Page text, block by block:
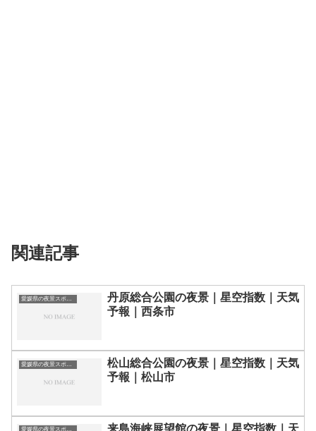
関連記事
愛媛県の夜景スポット一覧
丹原総合公園の夜景｜星空指数｜天気
予報｜西条市
愛媛県の夜景スポット一覧
松山総合公園の夜景｜星空指数｜天気
予報｜松山市
愛媛県の夜景スポット一覧 来島海峡展望館の夜景｜星空指数｜天